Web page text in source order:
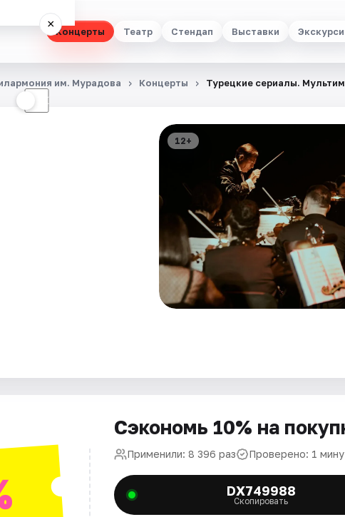
Концерты Театр Стендап Выставки
×
☾
им. Мурадова Концерты Турецкие сериалы.
12+
Сэкономь 10% на
Применили: 8 396 раз Проверено: 1
DX749988
Скопировать